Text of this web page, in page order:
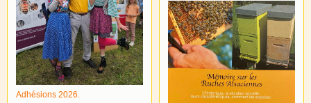
Adhésions 2026.